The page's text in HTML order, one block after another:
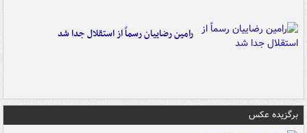
رامین رضاییان رسماً از استقلال جدا شد
برگزیده عکس